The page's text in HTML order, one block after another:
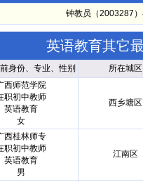
钟教员（2003287
英语教育其它
身份、专业、性别 所在城区
西师范学院
职初中教师
英语教育
女
西乡塘区
西桂林师专
职初中教师
英语教育
男
江南区